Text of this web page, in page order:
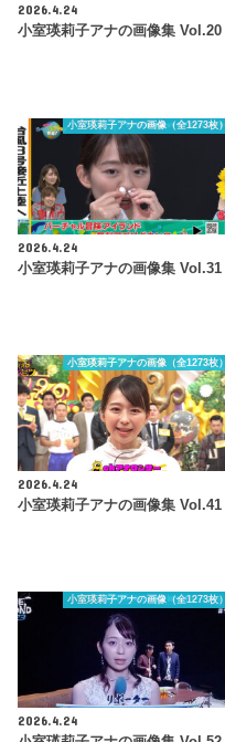
2026.4.24
小室瑛莉子アナの画像集 Vol.20
小室瑛莉子アナの画像（全1273枚）
2026.4.24
小室瑛莉子アナの画像集 Vol.31
小室瑛莉子アナの画像（全1273枚）
2026.4.24
小室瑛莉子アナの画像集 Vol.41
小室瑛莉子アナの画像（全1273枚）
2026.4.24